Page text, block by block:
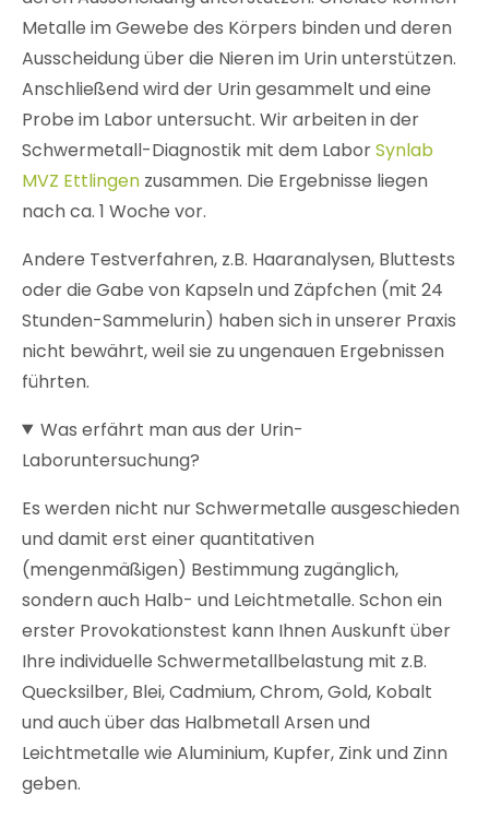
Metalle im Gewebe des Körpers binden und deren
Ausscheidung über die Nieren im Urin unterstützen.
Anschließend wird der Urin gesammelt und eine
Probe im Labor untersucht. Wir arbeiten in der
Schwermetall-Diagnostik mit dem LaborSynlab
MVZ Ettlingenzusammen. Die Ergebnisse liegen
nach ca. 1 Woche vor.
Andere Testverfahren, z.B. Haaranalysen, Bluttests
oder die Gabe von Kapseln und Zäpfchen (mit 24
Stunden-Sammelurin) haben sich in unserer Praxis
nicht bewährt, weil sie zu ungenauen Ergebnissen
führten.
Was erfährt man aus der Urin-
Laboruntersuchung?
Es werden nicht nur Schwermetalle ausgeschieden
und damit erst einer quantitativen
(mengenmäßigen) Bestimmung zugänglich,
sondern auch Halb- und Leichtmetalle. Schon ein
erster Provokationstest kann Ihnen Auskunft über
Ihre individuelle Schwermetallbelastung mit z.B.
Quecksilber, Blei, Cadmium, Chrom, Gold, Kobalt
und auch über das Halbmetall Arsen und
Leichtmetalle wie Aluminium, Kupfer, Zink und Zinn
geben.